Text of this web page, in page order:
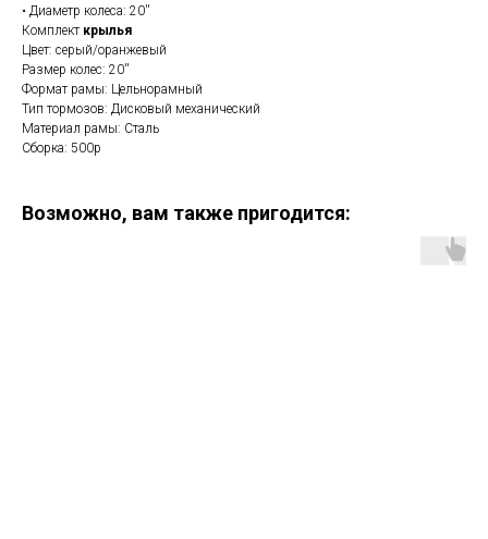
• Диаметр колеса: 20''
Комплект крылья
Цвет: серый/оранжевый
Размер колес: 20''
Формат рамы: Цельнорамный
Тип тормозов: Дисковый механический
Материал рамы: Сталь
Сборка: 500р
Возможно, вам также пригодится: